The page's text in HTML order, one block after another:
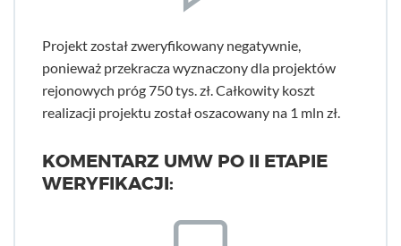
Projekt został zweryfikowany negatywnie,
ponieważ przekracza wyznaczony dla projektów
rejonowych próg 750 tys. zł. Całkowity koszt
realizacji projektu został oszacowany na 1 mln zł.
KOMENTARZ UMW PO II ETAPIE
WERYFIKACJI: